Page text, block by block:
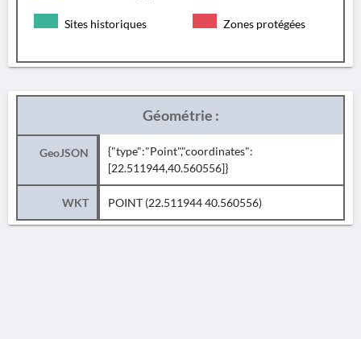
Sites historiques Zones protégées
Géométrie :
GeoJSON
{"type":"Point","coordinates":
[22.511944,40.560556]}
WKT POINT (22.511944 40.560556)